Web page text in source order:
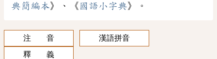
典簡編本》、《 國語小字典》。
注 音
漢語拼音
釋 義